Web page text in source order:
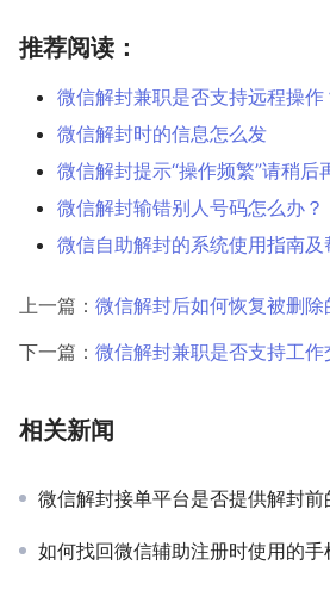
推荐阅读：
微信解封兼职是否支持远程操作
微信解封时的信息怎么发
微信解封提示“操作频繁”请稍后
微信解封输错别人号码怎么办？
微信自助解封的系统使用指南及
上一篇： 微信解封后如何恢复被删除
下一篇： 微信解封兼职是否支持工作
相关新闻
微信解封接单平台是否提供解封前的
如何找回微信辅助注册时使用的手